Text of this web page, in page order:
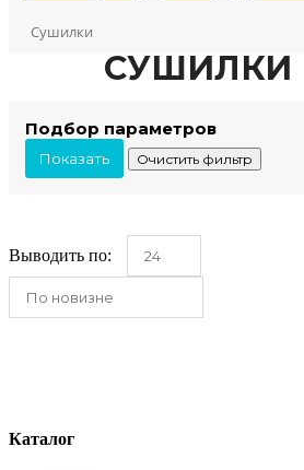
Сушилки
СУШИЛКИ
Подбор параметров
Выводить по: 24
По новизне
Каталог